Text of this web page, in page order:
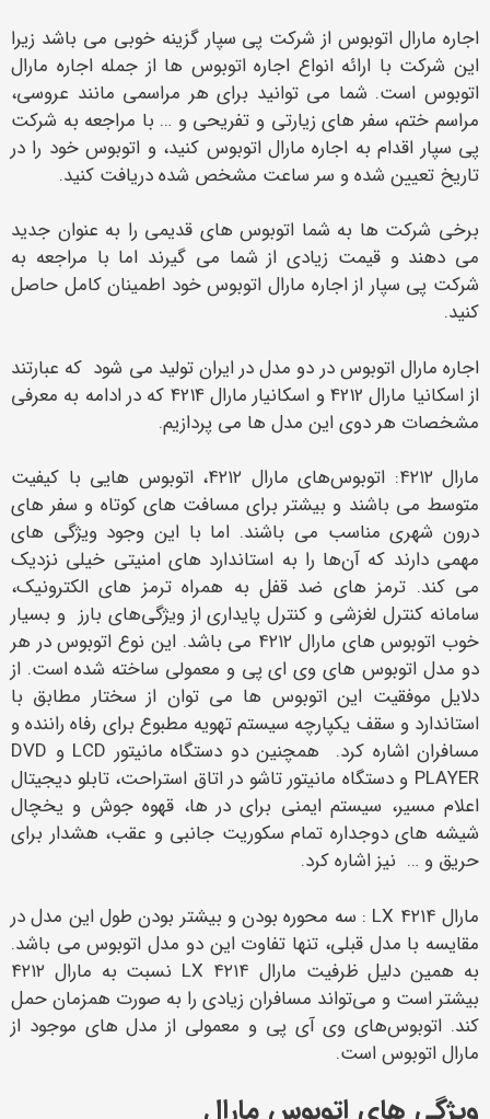
اجاره مارال اتوبوس از شرکت پی سپار گزینه خوبی می باشد زیرا
این شرکت با ارائه انواع اجاره اتوبوس ها از جمله اجاره مارال
اتوبوس است. شما می توانید برای هر مراسمی مانند عروسی،
مراسم ختم، سفر های زیارتی و تفریحی و … با مراجعه به شرکت
پی سپار اقدام به اجاره مارال اتوبوس کنید، و اتوبوس خود را در
تاریخ تعیین شده و سر ساعت مشخص شده دریافت کنید.
برخی شرکت ها به شما اتوبوس های قدیمی را به عنوان جدید
می دهند و قیمت زیادی از شما می گیرند اما با مراجعه به
شرکت پی سپار از اجاره مارال اتوبوس خود اطمینان کامل حاصل
کنید.
اجاره مارال اتوبوس در دو مدل در ایران تولید می شود که عبارتند
از اسکانیا مارال 4212 و اسکانیار مارال 4214 که در ادامه به معرفی
مشخصات هر دوی این مدل ها می پردازیم.
مارال ۴۲۱۲: اتوبوس‌های مارال ۴۲۱۲، اتوبوس‌ هایی با کیفیت
متوسط می باشند و بیشتر برای مسافت‌ های کوتاه و سفر های
درون شهری مناسب می‌ باشند. اما با این وجود ویژگی‌ های
مهمی دارند که آن‌ها را به استاندارد های امنیتی خیلی نزدیک
می‌ کند. ترمز های ضد قفل به همراه ترمز های الکترونیک،
سامانه کنترل لغزشی و کنترل پایداری از ویژگی‌های بارز و بسیار
خوب اتوبوس‌ های مارال ۴۲۱۲ می‌ باشد. این نوع اتوبوس در هر
دو مدل اتوبوس‌ های وی ای پی و معمولی ساخته شده است. از
دلایل موفقیت این اتوبوس ها می توان از سختار مطابق با
استاندارد و سقف یکپارچه سیستم تهویه مطبوع برای رفاه راننده و
مسافران اشاره کرد. همچنین دو دستگاه مانیتور LCD و DVD
PLAYER و دستگاه مانیتور تاشو در اتاق استراحت، تابلو دیجیتال
اعلام مسیر، سیستم ایمنی برای در ها، قهوه جوش و یخچال
شیشه های دوجداره تمام سکوریت جانبی و عقب، هشدار برای
حریق و … نیز اشاره کرد.
مارال LX ۴۲۱۴ : سه محوره بودن و بیشتر بودن طول این مدل در
مقایسه با مدل قبلی، تنها تفاوت این دو مدل اتوبوس می باشد.
به همین دلیل ظرفیت مارال LX ۴۲۱۴ نسبت به مارال ۴۲۱۲
بیشتر است و می‌تواند مسافران زیادی را به صورت همزمان حمل
کند. اتوبوس‌های وی آی پی و معمولی از مدل‌ های موجود از
مارال اتوبوس است.